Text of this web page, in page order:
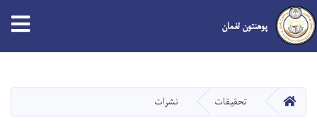
main
content
پوهنتون لغمان
صفحه اصلیتحقیقات نشرات